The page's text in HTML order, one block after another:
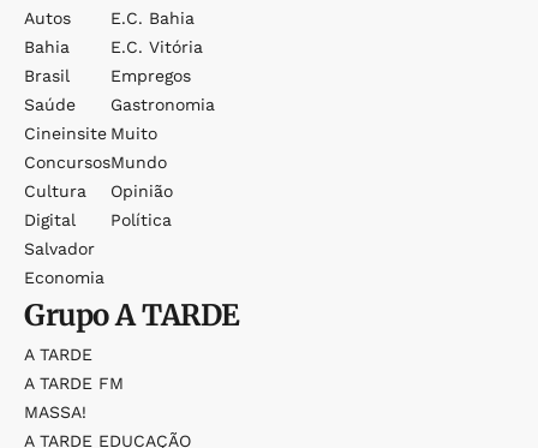
Autos
Bahia
Brasil
Saúde
Cineinsite
Concursos
Cultura
Digital
Salvador
Economia
E.c. Bahia
E.c. Vitória
Empregos
Gastronomia
Muito
Mundo
Opinião
Política
GrupoA TARDE
A TARDE
A TARDE FM
MASSA!
A TARDE EDUCAÇÃO